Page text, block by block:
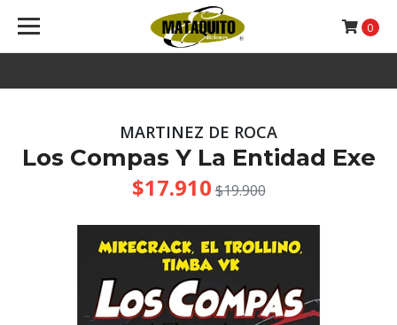
0
MARTINEZ DE ROCA
Los Compas Y La Entidad Exe
$17.910 $19.900